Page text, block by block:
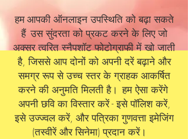
हम आपकी ऑनलाइन उपस्थिति को बढ़ा सकते
हैं उस सुंदरता को प्रकट करने के लिए जो
अक्सर त्वरित स्नैपशॉट फोटोग्राफी में खो जाती
है, जिससे आप दोनों को अपनी दरें बढ़ाने और
समग्र रूप से उच्च स्तर के ग्राहक आकर्षित
करने की अनुमति मिलती है। हम ऐसा करेंगे
अपनी छवि का विस्तार करें - इसे पॉलिश करें,
इसे उज्ज्वल करें, और पत्रिका गुणवत्ता इमेजिंग
(तस्वीरें और सिनेमा) प्रदान करें।